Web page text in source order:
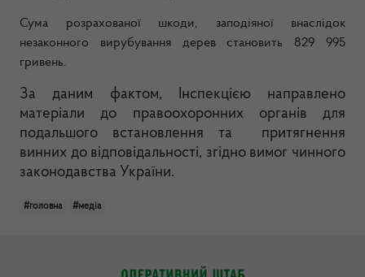
Сума розрахованої шкоди, заподіяної внаслідок
незаконного вирубування дерев становить 829 995
гривень.
За даним фактом, Інспекцією направлено
матеріали до правоохоронних органів для
подальшого встановлення та притягнення
винних до відповідальності, згідно вимог чинного
законодавства України.
#головна #медіа